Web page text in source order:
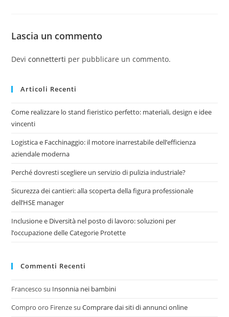
Lascia un commento
Deviconnetterti per pubblicare un commento.
Articoli Recenti
Come realizzare lo stand fieristico perfetto: materiali, design e idee
vincenti
Logistica e Facchinaggio: il motore inarrestabile dell’efficienza
aziendale moderna
Perché dovresti scegliere un servizio di pulizia industriale?
Sicurezza dei cantieri: alla scoperta della figura professionale
dell’HSE manager
Inclusione e Diversità nel posto di lavoro: soluzioni per
l’occupazione delle Categorie Protette
Commenti Recenti
Francesco su Insonnia nei bambini
Compro oro FirenzesuComprare dai siti di annunci online